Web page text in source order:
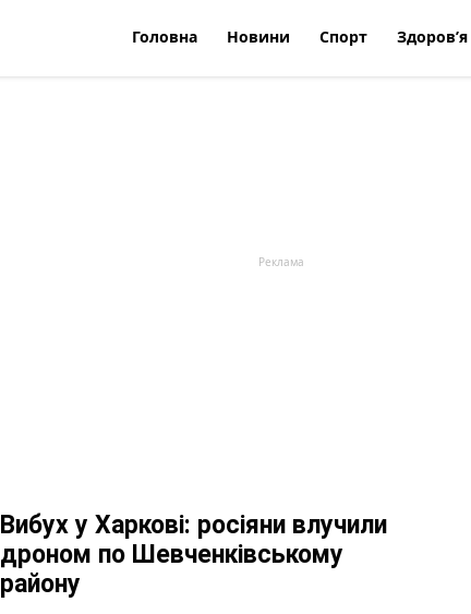
Головна Новини Спорт Здоров’я
Вибух у Харкові: росіяни влучили
дроном по Шевченківському
району